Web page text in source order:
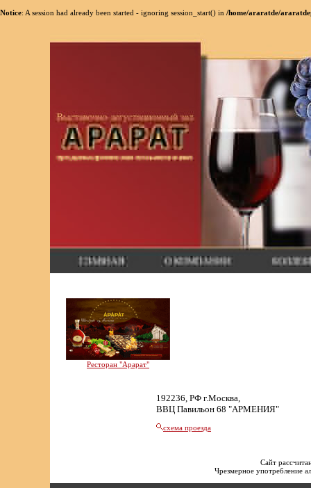
Notice: A session had already been started - ignoring session_start() in /home/araratde/
Ресторан "Арарат"
192236, РФ г.Москва,
ВВЦ Павильон 68 "АРМЕНИЯ"
схема проезда
Сайт
Чрезмерное употребление